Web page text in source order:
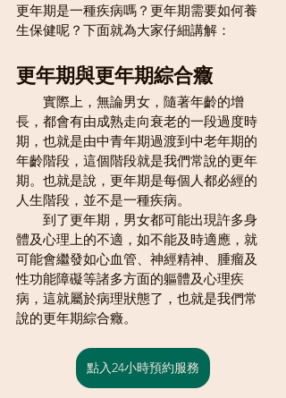
更年期是一種疾病嗎？更年期需要如何養
生保健呢？下面就為大家仔細講解：
更年期與更年期綜合癥
實際上，無論男女，隨著年齡的增
長，都會有由成熟走向衰老的一段過度時
期，也就是由中青年期過渡到中老年期的
年齡階段，這個階段就是我們常說的更年
期。也就是說，更年期是每個人都必經的
人生階段，並不是一種疾病。
到了更年期，男女都可能出現許多身
體及心理上的不適，如不能及時適應，就
可能會繼發如心血管、神經精神、腫瘤及
性功能障礙等諸多方面的軀體及心理疾
病，這就屬於病理狀態了，也就是我們常
說的更年期綜合癥。
點入24小時預約服務